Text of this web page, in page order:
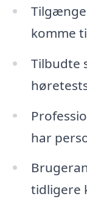
komme
Tilbudte
har
tidligere